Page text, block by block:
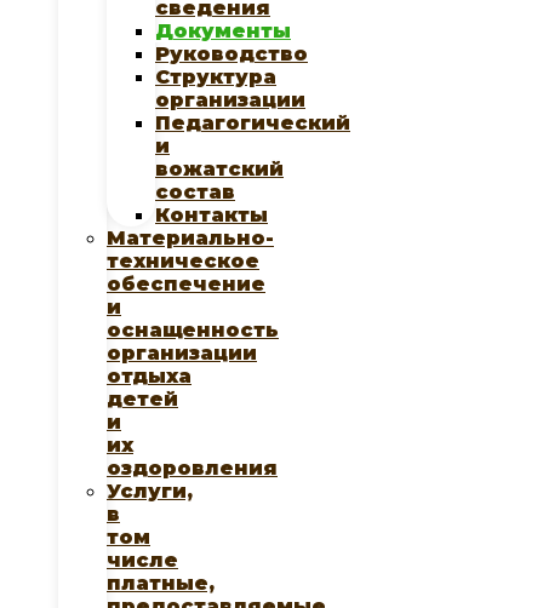
сведения
Документы
Руководство
Структура
организации
Педагогический
и
вожатский
состав
Контакты
Материально-
техническое
обеспечение
и
оснащенность
организации
отдыха
детей
и
их
оздоровления
Услуги,
в
том
числе
платные,